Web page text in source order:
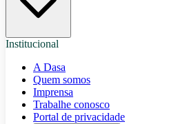
Institucional
A Dasa
Quem somos
Imprensa
Trabalhe conosco
Portal de privacidade